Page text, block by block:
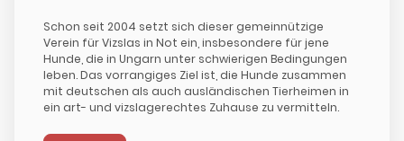
Schon seit 2004 setzt sich dieser gemeinnützige
Verein für Vizslas in Not ein, insbesondere für jene
Hunde, die in Ungarn unter schwierigen Bedingungen
leben. Das vorrangiges Ziel ist, die Hunde zusammen
mit deutschen als auch ausländischen Tierheimen in
ein art- und vizslagerechtes Zuhause zu vermitteln.